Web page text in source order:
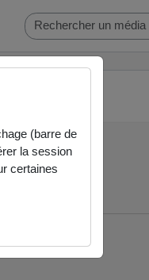
(barre de
la session
certaines